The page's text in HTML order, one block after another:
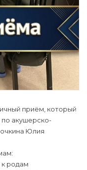
приём, который
по акушерско-
Юлия
родам